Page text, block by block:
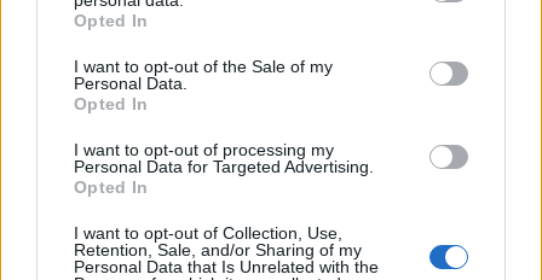
Opted In
I want to opt-out of the Sale of my
Personal Data.
Opted In
I want to opt-out of processing my
Personal Data for Targeted Advertising.
Opted In
I want to opt-out of Collection, Use,
Retention, Sale, and/or Sharing of my
Personal Data that Is Unrelated with the